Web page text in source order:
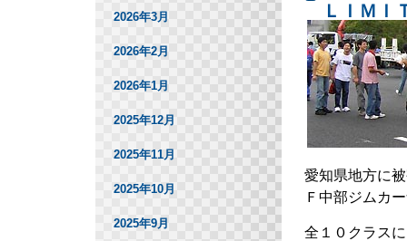
ＬＩＭＩ
暫定結果
愛知県地方に
Ｆ中部ジムカ
全１０クラス
2026年3月
2026年2月
2026年1月
2025年12月
2025年11月
2025年10月
2025年9月